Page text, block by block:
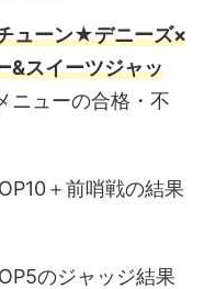
ューン★デニーズ×
&スイーツジャッ
ニューの合格・不
＋前哨戦の結果
のジャッジ結果